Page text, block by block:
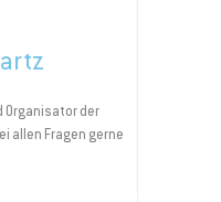
Organisator der
allen Fragen gerne